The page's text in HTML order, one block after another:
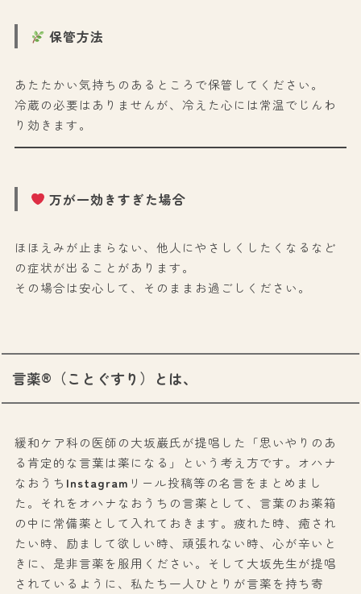
保管方法
あたたかい気持ちのあるところで保管してください。
冷蔵の必要はありませんが、冷えた心には常温でじんわ
り効きます。
万が一効きすぎた場合
ほほえみが止まらない、他人にやさしくしたくなるなど
の症状が出ることがあります。
その場合は安心して、そのままお過ごしください。
言薬®（ことぐすり）とは、
緩和ケア科の医師の大坂巌氏が提唱した「思いやりのあ
る肯定的な言葉は薬になる」という考え方です。オハナ
なおうち Instagram リール投稿等の名言をまとめまし
た。それをオハナなおうちの言薬として、言葉のお薬箱
の中に常備薬として入れておきます。疲れた時、癒され
たい時、励まして欲しい時、頑張れない時、心が辛いと
きに、是非言薬を服用ください。そして大坂先生が提唱
されているように、私たち一人ひとりが言薬を持ち寄